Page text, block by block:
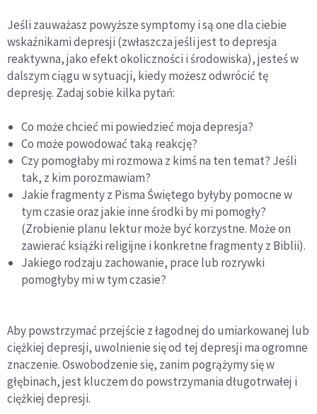
Jeśli zauważasz powyższe symptomy i są one dla ciebie
wskaźnikami depresji (zwłaszcza jeśli jest to depresja
reaktywna, jako efekt okoliczności i środowiska), jesteś w
dalszym ciągu w sytuacji, kiedy możesz odwrócić tę
depresję. Zadaj sobie kilka pytań:
Co może chcieć mi powiedzieć moja depresja?
Co może powodować taką reakcję?
Czy pomogłaby mi rozmowa z kimś na ten temat? Jeśli
tak, z kim porozmawiam?
Jakie fragmenty z Pisma Świętego byłyby pomocne w
tym czasie oraz jakie inne środki by mi pomogły?
(Zrobienie planu lektur może być korzystne. Może on
zawierać książki religijne i konkretne fragmenty z Biblii).
Jakiego rodzaju zachowanie, prace lub rozrywki
pomogłyby mi w tym czasie?
Aby powstrzymać przejście z łagodnej do umiarkowanej lub
ciężkiej depresji, uwolnienie się od tej depresji ma ogromne
znaczenie. Oswobodzenie się, zanim pogrążymy się w
głębinach, jest kluczem do powstrzymania długotrwałej i
ciężkiej depresji.